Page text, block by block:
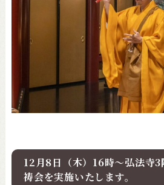
12月8日（木）16時～弘法寺
祷会を実施いたします。